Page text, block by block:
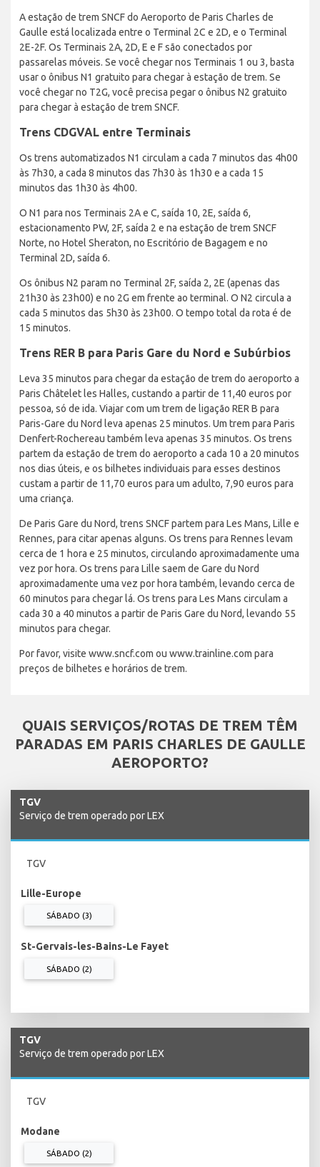
A estação de trem SNCF do Aeroporto de Paris Charles de
Gaulle está localizada entre o Terminal 2C e 2D, e o Terminal
2E-2F. Os Terminais 2A, 2D, E e F são conectados por
passarelas móveis. Se você chegar nos Terminais 1 ou 3, basta
usar o ônibus N1 gratuito para chegar à estação de trem. Se
você chegar no T2G, você precisa pegar o ônibus N2 gratuito
para chegar à estação de trem SNCF.
Trens CDGVAL entre Terminais
Os trens automatizados N1 circulam a cada 7 minutos das 4h00
às 7h30, a cada 8 minutos das 7h30 às 1h30 e a cada 15
minutos das 1h30 às 4h00.
O N1 para nos Terminais 2A e C, saída 10, 2E, saída 6,
estacionamento PW, 2F, saída 2 e na estação de trem SNCF
Norte, no Hotel Sheraton, no Escritório de Bagagem e no
Terminal 2D, saída 6.
Os ônibus N2 param no Terminal 2F, saída 2, 2E (apenas das
21h30 às 23h00) e no 2G em frente ao terminal. O N2 circula a
cada 5 minutos das 5h30 às 23h00. O tempo total da rota é de
15 minutos.
Trens RER B para Paris Gare du Nord e Subúrbios
Leva 35 minutos para chegar da estação de trem do aeroporto a
Paris Châtelet les Halles, custando a partir de 11,40 euros por
pessoa, só de ida. Viajar com um trem de ligação RER B para
Paris-Gare du Nord leva apenas 25 minutos. Um trem para Paris
Denfert-Rochereau também leva apenas 35 minutos. Os trens
partem da estação de trem do aeroporto a cada 10 a 20 minutos
nos dias úteis, e os bilhetes individuais para esses destinos
custam a partir de 11,70 euros para um adulto, 7,90 euros para
uma criança.
De Paris Gare du Nord, trens SNCF partem para Les Mans, Lille e
Rennes, para citar apenas alguns. Os trens para Rennes levam
cerca de 1 hora e 25 minutos, circulando aproximadamente uma
vez por hora. Os trens para Lille saem de Gare du Nord
aproximadamente uma vez por hora também, levando cerca de
60 minutos para chegar lá. Os trens para Les Mans circulam a
cada 30 a 40 minutos a partir de Paris Gare du Nord, levando 55
minutos para chegar.
Por favor, visite www.sncf.com ou www.trainline.com para
preços de bilhetes e horários de trem.
QUAIS SERVIÇOS/ROTAS DE TREM TÊM
PARADAS EM PARIS CHARLES DE GAULLE
AEROPORTO?
TGV
Serviço de trem operado por LEX
TGV
Lille-Europe
SÁBADO (3)
St-Gervais-les-Bains-Le Fayet
SÁBADO (2)
TGV
Serviço de trem operado por LEX
TGV
Modane
SÁBADO (2)